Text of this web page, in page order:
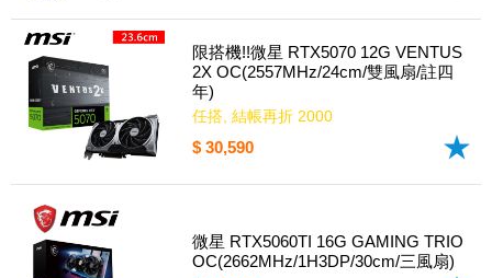
限搭機!!微星 RTX5070 12G VENTUS
2X OC(2557MHz/24cm/雙風扇/註四
年)
任搭, 結帳再折 2000
$ 30,590
微星 RTX5060TI 16G GAMING TRIO
OC(2662MHz/1H3DP/30cm/三風扇)